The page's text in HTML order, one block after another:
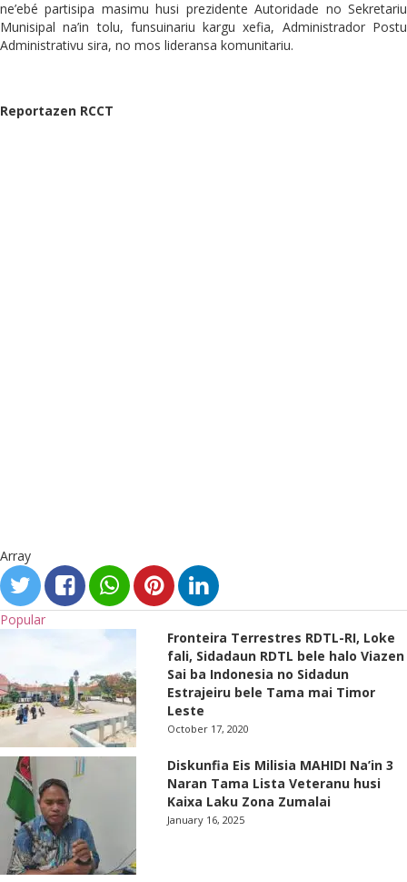
ne’ebé partisipa masimu husi prezidente Autoridade no Sekretariu
Munisipal na’in tolu, funsuinariu kargu xefia, Administrador Postu
Administrativu sira, no mos lideransa komunitariu.
Reportazen RCCT
Array
Popular
Fronteira Terrestres RDTL-RI, Loke
fali, Sidadaun RDTL bele halo Viazen
Sai ba Indonesia no Sidadun
Estrajeiru bele Tama mai Timor
Leste
October 17, 2020
Diskunfia Eis Milisia MAHIDI Na’in 3
Naran Tama Lista Veteranu husi
Kaixa Laku Zona Zumalai
January 16, 2025